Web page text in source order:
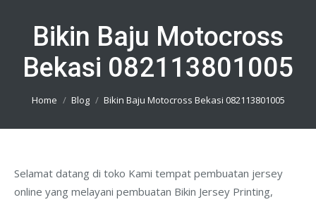
Bikin Baju Motocross
Bekasi 082113801005
You are here:
Home Blog Bikin Baju Motocross Bekasi 082113801005
Selamat datang di toko Kami tempat pembuatan jersey
online yang melayani pembuatan Bikin Jersey Printing,